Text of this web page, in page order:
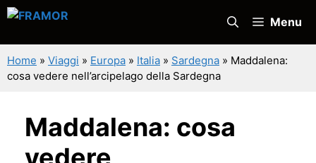
Vai
contenuto
Menu
Home » Viaggi » Europa » Italia » Sardegna » Maddalena:
cosa vedere nell’arcipelago della Sardegna
Maddalena: cosa